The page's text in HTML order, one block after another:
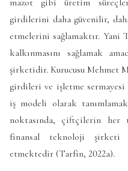
mazot gibi üretim
girdilerini daha güvenilir,
etmelerini sağlamaktır.
kalkınmasını sağlamak
şirketidir. Kurucusu Mehmet
girdileri ve işletme
iş modeli olarak
noktasında, çiftçilerin her
finansal teknoloji şirketi
etmektedir (Tarfin, 2022a).